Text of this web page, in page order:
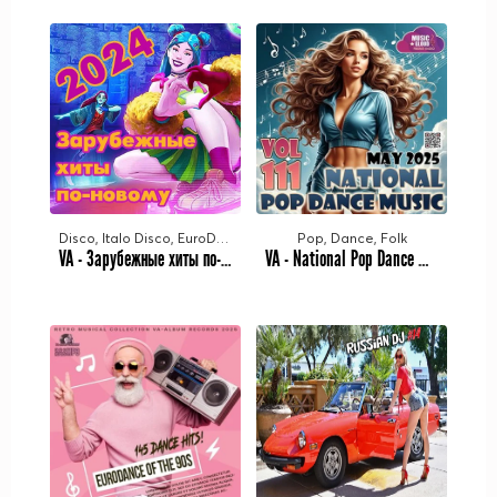
VA - Зарубежные хиты по-новому [78] (2014-2023/2024) MP3
Pop, Dance, Folk
VA - National Pop Dance Music Vol. 111 (2025) MP3